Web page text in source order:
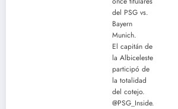
del PSG vs.
Bayern
Munich.
El capitán de
la Albiceleste
participó de
la totalidad
del cotejo.
@PSG_Inside.